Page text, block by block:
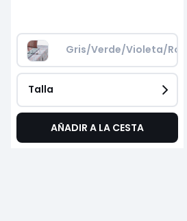
Gris/Verde/Violeta/Rosa
Talla
AÑADIR A LA CESTA